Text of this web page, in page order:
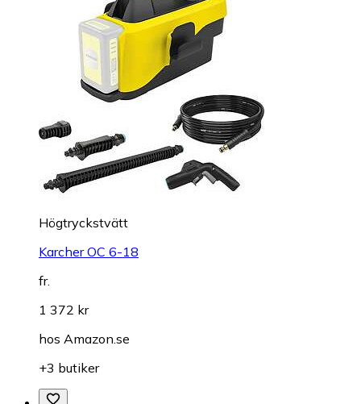
Högtryckstvätt
Karcher OC 6-18
fr.
1 372 kr
hos Amazon.se
+3 butiker